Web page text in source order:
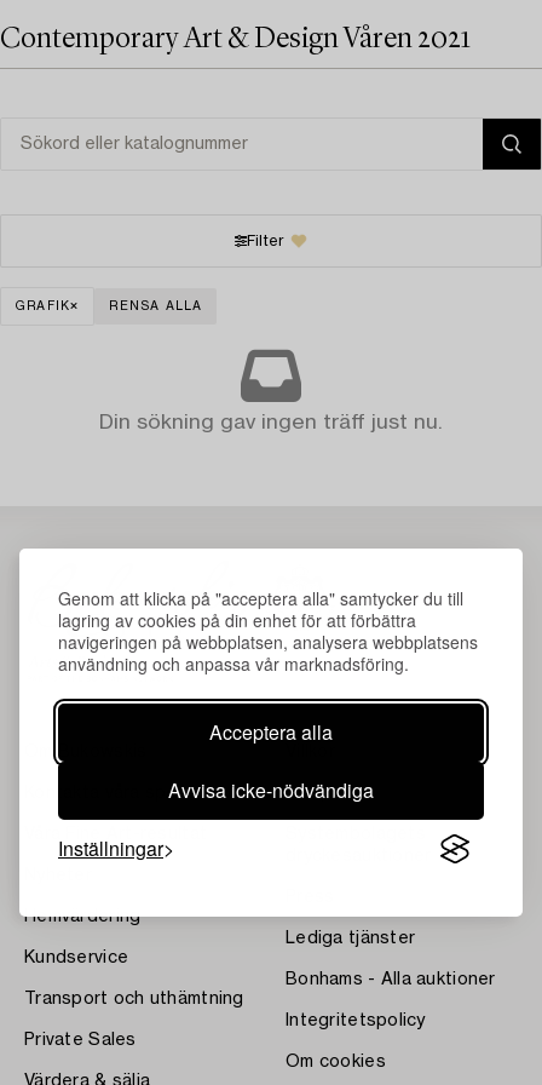
Genom att klicka på "acceptera alla" samtycker du till
lagring av cookies på din enhet för att förbättra
navigeringen på webbplatsen, analysera webbplatsens
användning och anpassa vår marknadsföring.
Acceptera alla
Avvisa icke-nödvändiga
Inställningar
Contemporary Art & Design Våren 2021
Filter
GRAFIK RENSA ALLA
Din sökning gav ingen träff just nu.
Kontakta våra specialister
Hemvärdering
Kundservice
Transport och uthämtning
Private Sales
Värdera & sälja
Bukipedia
Lediga tjänster
Bonhams - Alla auktioner
Integritetspolicy
Om cookies